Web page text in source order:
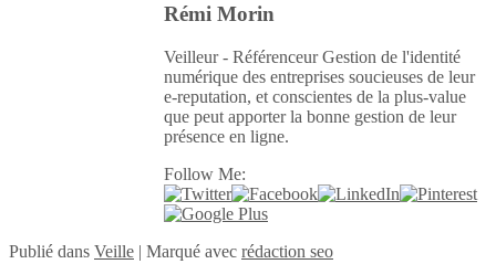
Rémi Morin
Veilleur - Référenceur Gestion de l'identité
numérique des entreprises soucieuses de leur
e-reputation, et conscientes de la plus-value
que peut apporter la bonne gestion de leur
présence en ligne.
Follow Me:
Publié dans Veille | Marqué avec rédaction seo